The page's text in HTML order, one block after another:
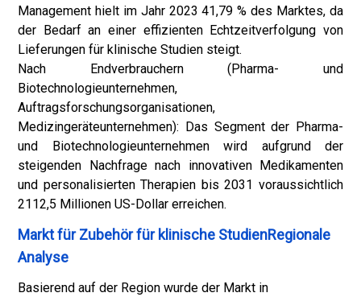
Management hielt im Jahr 2023 41,79 % des Marktes, da
der Bedarf an einer effizienten Echtzeitverfolgung von
Lieferungen für klinische Studien steigt.
Nach Endverbrauchern (Pharma- und
Biotechnologieunternehmen,
Auftragsforschungsorganisationen,
Medizingeräteunternehmen): Das Segment der Pharma-
und Biotechnologieunternehmen wird aufgrund der
steigenden Nachfrage nach innovativen Medikamenten
und personalisierten Therapien bis 2031 voraussichtlich
2112,5 Millionen US-Dollar erreichen.
Markt für Zubehör für klinische StudienRegionale
Analyse
Basierend auf der Region wurde der Markt in